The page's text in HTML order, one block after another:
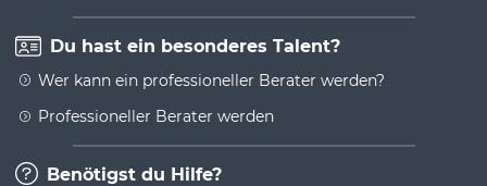
Du hast ein besonderes Talent?
Wer kann ein professioneller Berater werden?
Professioneller Berater werden
Benötigst du Hilfe?